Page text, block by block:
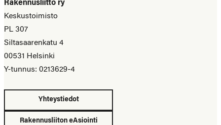
Rakennusliitto ry
Keskustoimisto
PL 307
Siltasaarenkatu 4
00531 Helsinki
Y-tunnus: 0213629-4
Yhteystiedot
Rakennusliiton eAsiointi